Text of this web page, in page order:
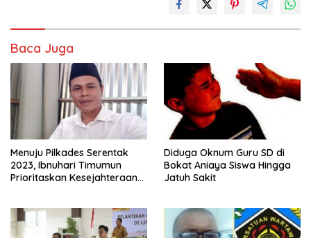
Baca Juga
Menuju Pilkades Serentak
2023, Ibnuhari Timumun
Prioritaskan Kesejahteraan
Diduga Oknum Guru SD di
Bokat Aniaya Siswa Hingga
Jatuh Sakit